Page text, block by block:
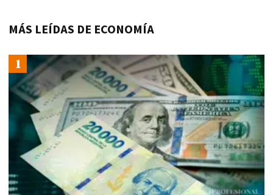
MÁS LEÍDAS DE ECONOMÍA